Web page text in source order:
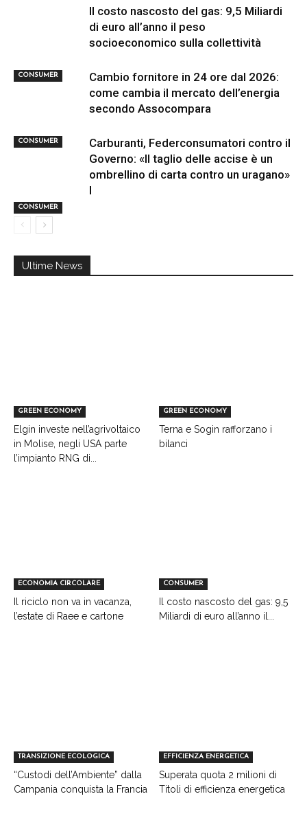
CONSUMER
Il costo nascosto del gas: 9,5 Miliardi
di euro all’anno il peso
socioeconomico sulla collettività
CONSUMER
Cambio fornitore in 24 ore dal 2026:
come cambia il mercato dell’energia
secondo Assocompara
CONSUMER
Carburanti, Federconsumatori contro il
Governo: «Il taglio delle accise è un
ombrellino di carta contro un uragano»
I
Ultime News
GREEN ECONOMY
Elgin investe nell’agrivoltaico
in Molise, negli USA parte
l’impianto RNG di...
GREEN ECONOMY
Terna e Sogin rafforzano i
bilanci
ECONOMIA CIRCOLARE
Il riciclo non va in vacanza,
l’estate di Raee e cartone
CONSUMER
Il costo nascosto del gas: 9,5
Miliardi di euro all’anno il...
TRANSIZIONE ECOLOGICA
“Custodi dell’Ambiente” dalla
Campania conquista la Francia
EFFICIENZA ENERGETICA
Superata quota 2 milioni di
Titoli di efficienza energetica